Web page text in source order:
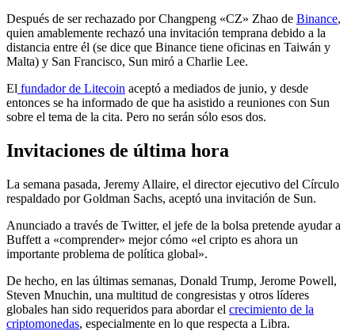
Después de ser rechazado por Changpeng «CZ» Zhao de Binance,
quien amablemente rechazó una invitación temprana debido a la
distancia entre él (se dice que Binance tiene oficinas en Taiwán y
Malta) y San Francisco, Sun miró a Charlie Lee.
El fundador de Litecoin aceptó a mediados de junio, y desde
entonces se ha informado de que ha asistido a reuniones con Sun
sobre el tema de la cita. Pero no serán sólo esos dos.
Invitaciones de última hora
La semana pasada, Jeremy Allaire, el director ejecutivo del Círculo
respaldado por Goldman Sachs, aceptó una invitación de Sun.
Anunciado a través de Twitter, el jefe de la bolsa pretende ayudar a
Buffett a «comprender» mejor cómo «el cripto es ahora un
importante problema de política global».
De hecho, en las últimas semanas, Donald Trump, Jerome Powell,
Steven Mnuchin, una multitud de congresistas y otros líderes
globales han sido requeridos para abordar el crecimiento de la
criptomonedas, especialmente en lo que respecta a Libra.